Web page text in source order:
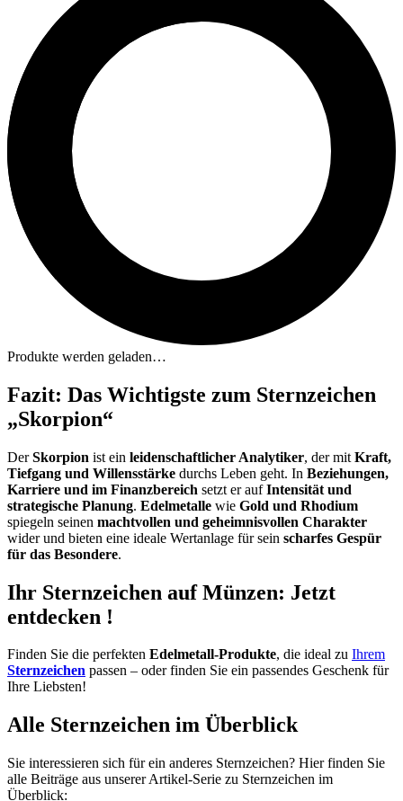
Produkte werden geladen…
Fazit: Das Wichtigste zum Sternzeichen
„Skorpion“
DerSkorpion ist ein leidenschaftlicher Analytiker, der mit Kraft,
Tiefgang und Willensstärke durchs Leben geht. In Beziehungen,
Karriere und im Finanzbereich setzt er aufIntensität und
strategische Planung. Edelmetalle wie Gold und Rhodium
spiegeln seinen machtvollen und geheimnisvollen Charakter
wider und bieten eine ideale Wertanlage für sein scharfes Gespür
für das Besondere.
Ihr Sternzeichen auf Münzen: Jetzt
entdecken !
Finden Sie die perfekten Edelmetall-Produkte, die ideal zu Ihrem
Sternzeichen passen – oder finden Sie ein passendes Geschenk für
Ihre Liebsten!
Alle Sternzeichen im Überblick
Sie interessieren sich für ein anderes Sternzeichen? Hier finden Sie
alle Beiträge aus unserer Artikel-Serie zu Sternzeichen im
Überblick: